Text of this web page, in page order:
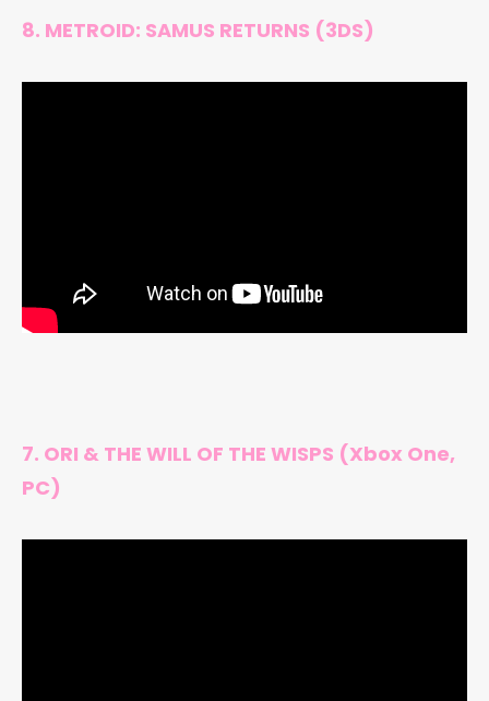
8. METROID: SAMUS RETURNS (3DS)
7. ORI & THE WILL OF THE WISPS (Xbox One,
PC)